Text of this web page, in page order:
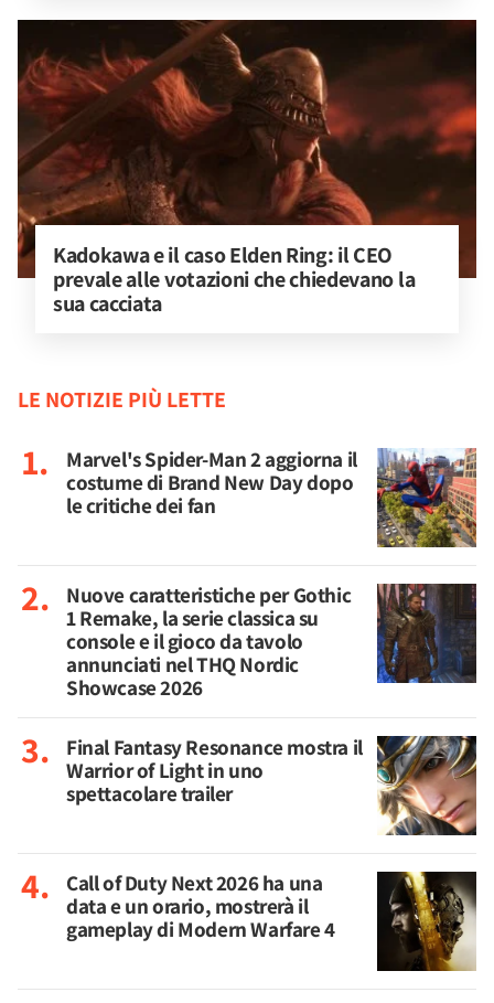
Kadokawa e il caso Elden Ring: il CEO
prevale alle votazioni che chiedevano la
sua cacciata
LE NOTIZIE PIÙ LETTE
Marvel's Spider-Man 2 aggiorna il
costume di Brand New Day dopo
le critiche dei fan
Nuove caratteristiche per Gothic
1 Remake, la serie classica su
console e il gioco da tavolo
annunciati nel THQ Nordic
Showcase 2026
Final Fantasy Resonance mostra il
Warrior of Light in uno
spettacolare trailer
Call of Duty Next 2026 ha una
data e un orario, mostrerà il
gameplay di Modern Warfare 4